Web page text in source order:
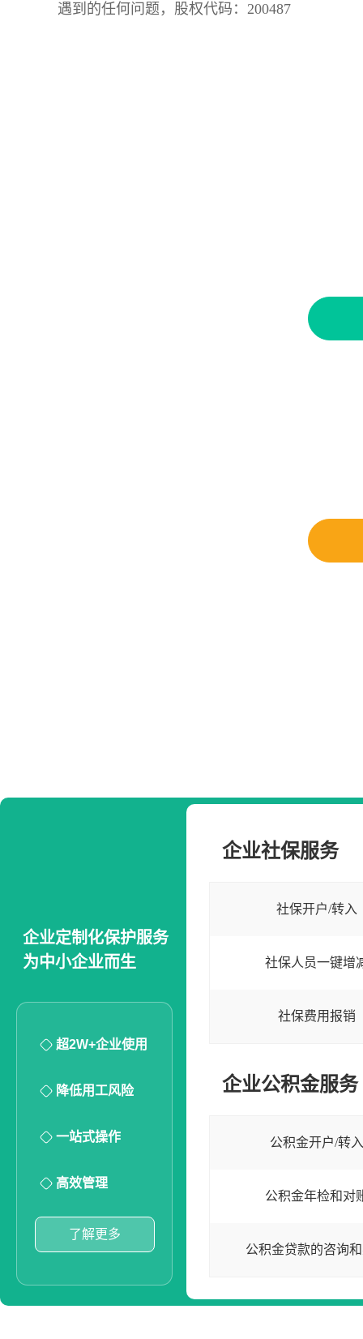
遇到的任何问题，股权代码：200487
企业定制化保护服务
为中小企业而生
超2W+企业使用
降低用工风险
一站式操作
高效管理
了解更多
企业社保服务
社保开户/转入
社保人员一键增
社保费用报销
企业公积金服务
公积金开户/转
公积金年检和对
公积金贷款的咨询